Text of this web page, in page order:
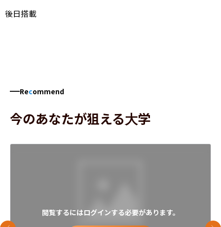
後日搭載
Recommend
今のあなたが狙える大学
閲覧するにはログインする必要があります。